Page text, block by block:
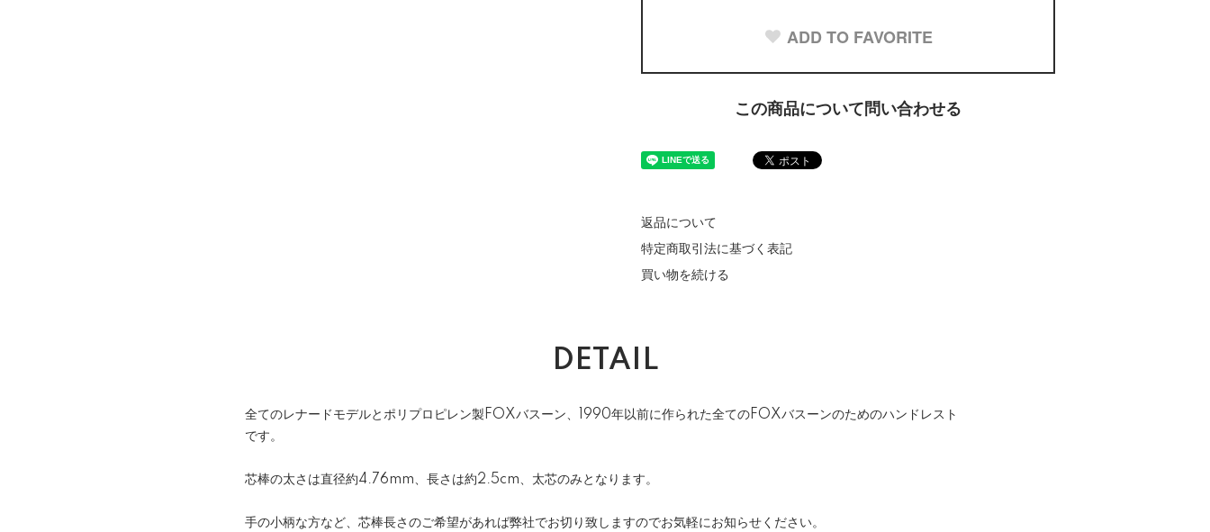
ADD TO FAVORITE
この商品について問い合わせる
返品について
特定商取引法に基づく表記
買い物を続ける
DETAIL
全てのレナードモデルとポリプロピレン製FOXバスーン、1990年以前に作られた全てのFOXバスーンのためのハンドレスト
です。
芯棒の太さは直径約4.76mm、長さは約2.5cm、太芯のみとなります。
手の小柄な方など、芯棒長さのご希望があれば弊社でお切り致しますのでお気軽にお知らせください。